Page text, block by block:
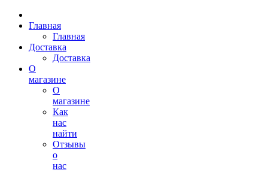
Главная
Главная
Доставка
Доставка
О
магазине
О
магазине
Как
нас
найти
Отзывы
о
нас